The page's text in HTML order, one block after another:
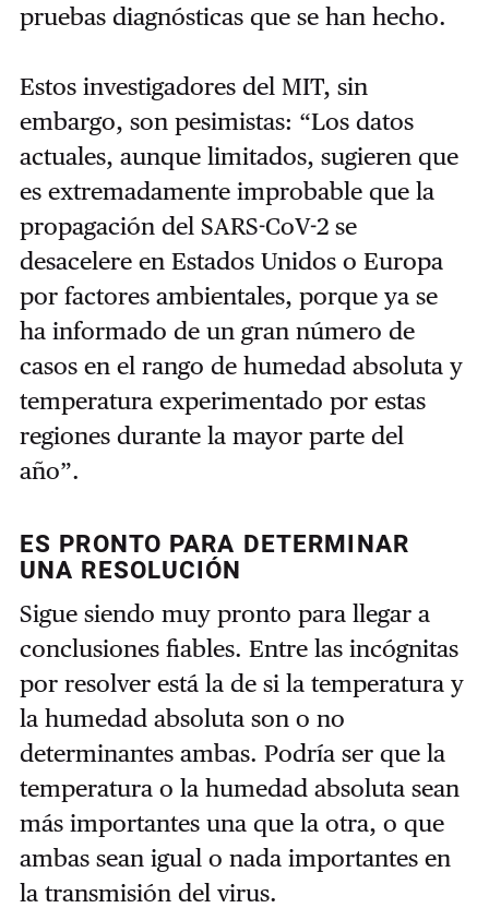
pruebas diagnósticas que se han hecho.
Estos investigadores del MIT, sin
embargo, son pesimistas: “Los datos
actuales, aunque limitados, sugieren que
es extremadamente improbable que la
propagación del SARS-CoV-2 se
desacelere en Estados Unidos o Europa
por factores ambientales, porque ya se
ha informado de un gran número de
casos en el rango de humedad absoluta y
temperatura experimentado por estas
regiones durante la mayor parte del
año”.
ES PRONTO PARA DETERMINAR
UNA RESOLUCIÓN
Sigue siendo muy pronto para llegar a
conclusiones fiables. Entre las incógnitas
por resolver está la de si la temperatura y
la humedad absoluta son o no
determinantes ambas. Podría ser que la
temperatura o la humedad absoluta sean
más importantes una que la otra, o que
ambas sean igual o nada importantes en
la transmisión del virus.